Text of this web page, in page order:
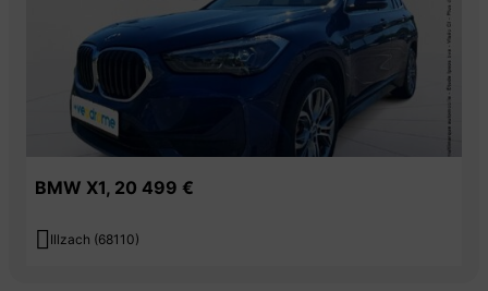
BMW X1, 20 499 €
 Illzach (68110)